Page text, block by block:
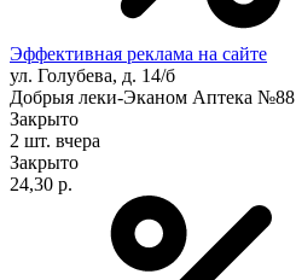
Эффективная реклама на сайте
ул. Голубева, д. 14/б
Добрыя леки-Эканом Аптека №88
Закрыто
2 шт. вчера
Закрыто
24,30 р.